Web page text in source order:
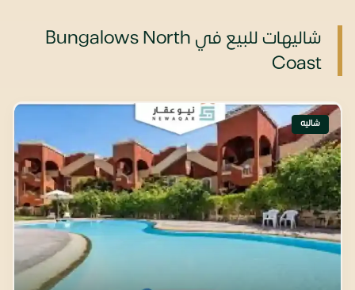
شاليهات للبيع في Bungalows North
Coast
شاليه